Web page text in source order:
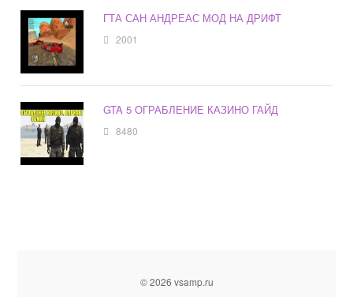
ГТА САН АНДРЕАС МОД НА ДРИФТ
2001
GTA 5 ОГРАБЛЕНИЕ КАЗИНО ГАЙД
8480
© 2026 vsamp.ru